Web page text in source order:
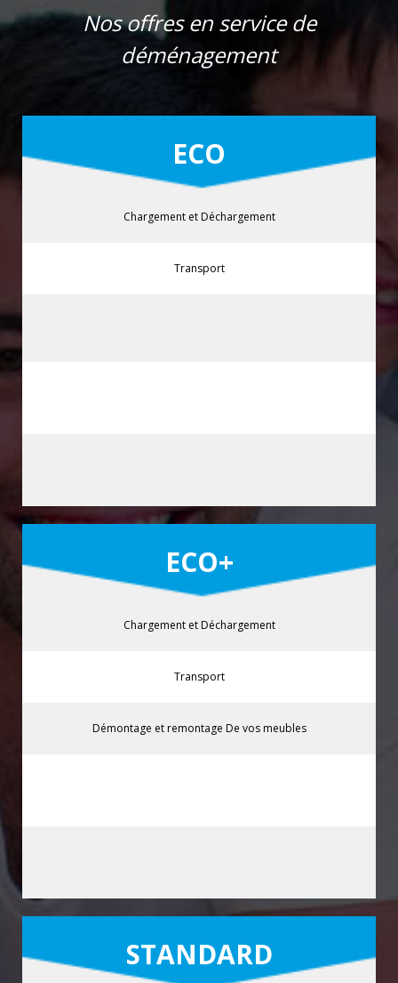
Nos offres en service de
déménagement
ECO
Chargement et Déchargement
Transport
ECO+
Chargement et Déchargement
Transport
Démontage et remontage De vos meubles
STANDARD